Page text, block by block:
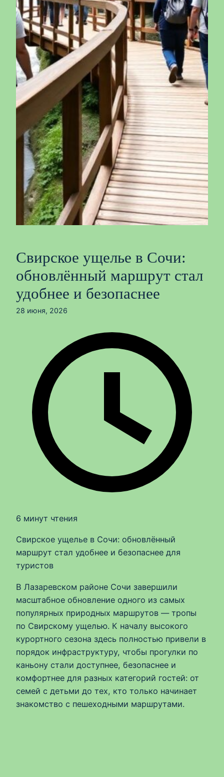
Свирское ущелье в Сочи:
обновлённый маршрут стал
удобнее и безопаснее
28 июня, 2026
6 минут чтения
Свирское ущелье в Сочи: обновлённый
маршрут стал удобнее и безопаснее для
туристов
В Лазаревском районе Сочи завершили
масштабное обновление одного из самых
популярных природных маршрутов — тропы
по Свирскому ущелью. К началу высокого
курортного сезона здесь полностью привели в
порядок инфраструктуру, чтобы прогулки по
каньону стали доступнее, безопаснее и
комфортнее для разных категорий гостей: от
семей с детьми до тех, кто только начинает
знакомство с пешеходными маршрутами.